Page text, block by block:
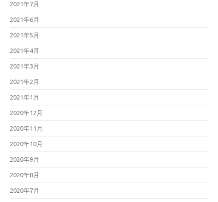
2021年7月
2021年6月
2021年5月
2021年4月
2021年3月
2021年2月
2021年1月
2020年12月
2020年11月
2020年10月
2020年9月
2020年8月
2020年7月